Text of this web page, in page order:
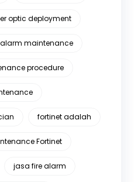
optic deployment
maintenance
procedure
fortinet adalah
Fortinet
jasa fire alarm